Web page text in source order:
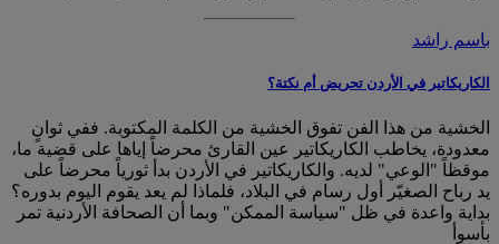
باسم راشد
الكاريكاتير في الأردن تحريض أم نكتة؟
الخشية من هذا الفن تفوق الخشية من الكلمة المكتوبة. ففي ثوانٍ
معدودة، يخاطب الكاريكاتير عين القارئ محرضاً إياها على قضية ما،
موقظاً "الوعي" لديه. والكاريكاتير في الأردن بدأ ثورياً محرضاً على
يد رباح الصغيّر أول رسام في البلاد، فلماذا لم يعد يقوم اليوم بدوره؟
بداية واعدة في ظل "سياسة الممكن" وبما أن الصحافة الأردنية تمر
بأسوأ